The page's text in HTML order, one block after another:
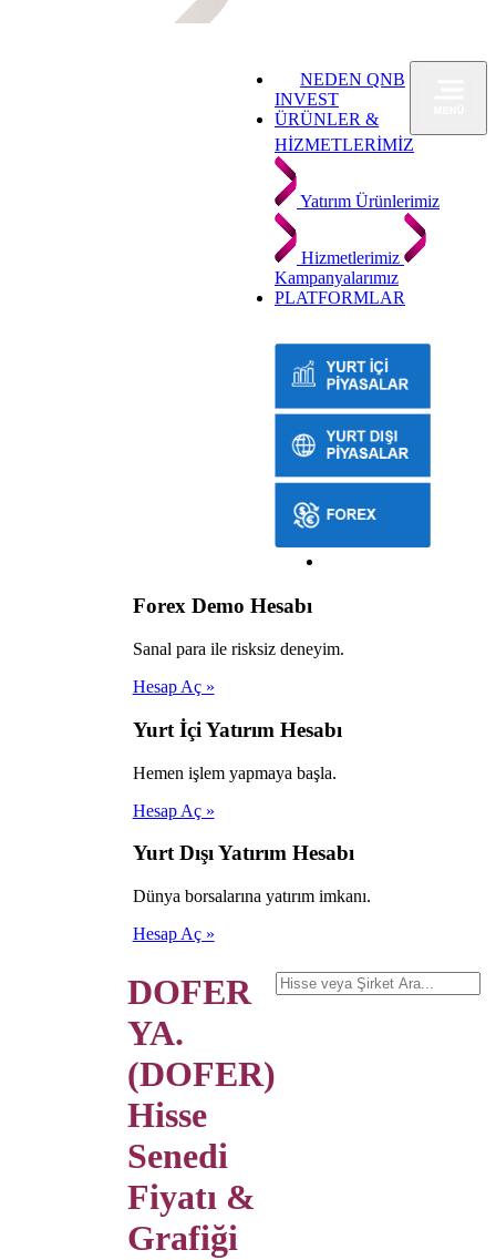
NEDEN QNB
INVEST
ÜRÜNLER &
HİZMETLERİMİZ
Yatırım Ürünlerimiz
Hizmetlerimiz
Kampanyalarımız
PLATFORMLAR
Forex Demo Hesabı
Sanal para ile risksiz deneyim.
Hesap Aç »
Yurt İçi Yatırım Hesabı
Hemen işlem yapmaya başla.
Hesap Aç »
Yurt Dışı Yatırım Hesabı
Dünya borsalarına yatırım imkanı.
Hesap Aç »
DOFER
YA.
(DOFER)
Hisse
Senedi
Fiyatı &
Grafiği